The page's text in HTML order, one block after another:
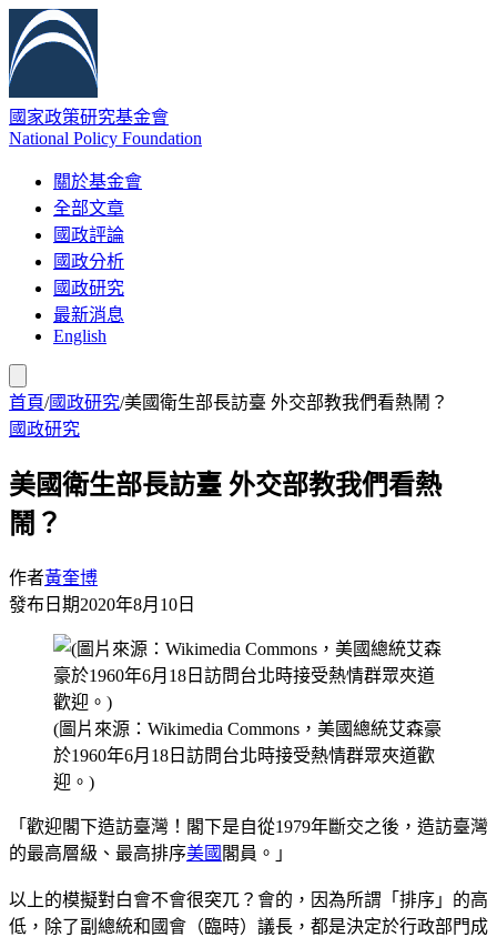
國家政策研究基金會
National Policy Foundation
關於基金會
全部文章
國政評論
國政分析
國政研究
最新消息
English
首頁/國政研究/美國衛生部長訪臺 外交部教我們看熱鬧？
國政研究
美國衛生部長訪臺 外交部教我們看熱
鬧？
作者黃奎博
發布日期2020年8月10日
(圖片來源：Wikimedia Commons，美國總統艾森豪
於1960年6月18日訪問台北時接受熱情群眾夾道歡
迎。)
「歡迎閣下造訪臺灣！閣下是自從1979年斷交之後，造訪臺灣
的最高層級、最高排序美國 閣員。」
以上的模擬對白會不會很突兀？會的，因為所謂「排序」的高
低，除了副總統和國會（臨時）議長，都是決定於行政部門成